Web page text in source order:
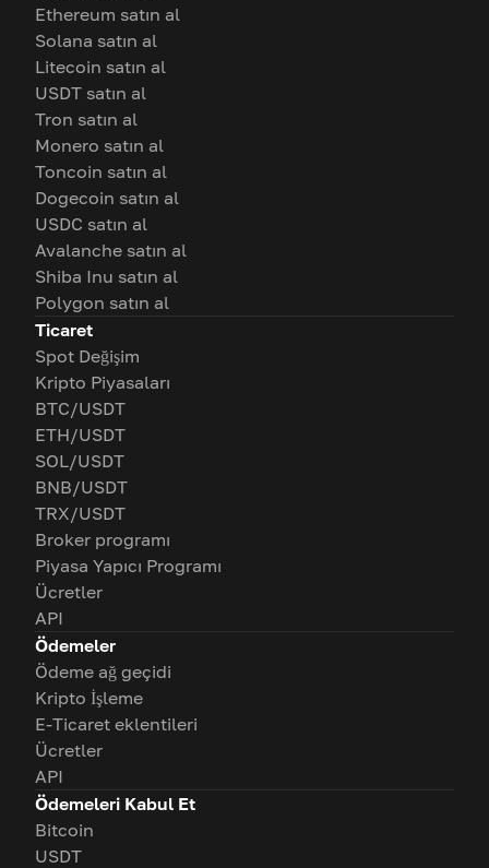
Ethereum satın al
Solana satın al
Litecoin satın al
USDT satın al
Tron satın al
Monero satın al
Toncoin satın al
Dogecoin satın al
USDC satın al
Avalanche satın al
Shiba Inu satın al
Polygon satın al
Ticaret
Spot Değişim
Kripto Piyasaları
BTC/USDT
ETH/USDT
SOL/USDT
BNB/USDT
TRX/USDT
Broker programı
Piyasa Yapıcı Programı
Ücretler
API
Ödemeler
Ödeme ağ geçidi
Kripto İşleme
E-Ticaret eklentileri
Ücretler
API
Ödemeleri Kabul Et
Bitcoin
USDT